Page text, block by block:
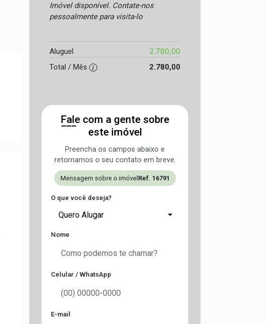
Imóvel disponível. Contate-nos
pessoalmente para visita-lo
Aluguel 2.780,00
Total / Mês 2.780,00
Fale com a gente sobre
este imóvel
Preencha os campos abaixo e
retornamos o seu contato em breve.
Mensagem sobre o imóvel Ref. 16791
O que você deseja?
Quero Alugar
Nome
Celular / WhatsApp
E-mail